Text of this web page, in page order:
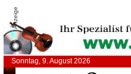
Anzeige
Sonntag, 9. August 2026